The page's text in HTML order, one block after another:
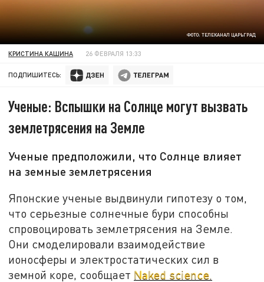
ФОТО: ТЕЛЕКАНАЛ ЦАРЬГРАД
КРИСТИНА КАШИНА 26 ФЕВРАЛЯ 13:33
ПОДПИШИТЕСЬ:
Ученые: Вспышки на Солнце могут вызвать
землетрясения на Земле
Ученые предположили, что Солнце влияет
на земные землетрясения
Японские ученые выдвинули гипотезу о том,
что серьезные солнечные бури способны
спровоцировать землетрясения на Земле.
Они смоделировали взаимодействие
ионосферы и электростатических сил в
земной коре, сообщает Naked science.